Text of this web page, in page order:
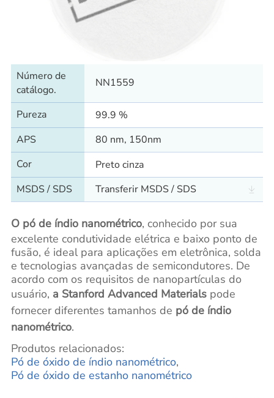
Número de
catálogo.
NN1559
Pureza
99.9 %
APS
80 nm, 150nm
Cor
Preto cinza
MSDS / SDS
Transferir MSDS / SDS
O pó de índio nanométrico, conhecido por sua
excelente condutividade elétrica e baixo ponto de
fusão, é ideal para aplicações em eletrônica, solda
e tecnologias avançadas de semicondutores. De
acordo com os requisitos de nanopartículas do
usuário, a Stanford Advanced Materialspode
fornecer diferentes tamanhos de pó de índio
nanométrico.
Produtos relacionados:
Pó de óxido de índio nanométrico,
Pó de óxido de estanho nanométrico